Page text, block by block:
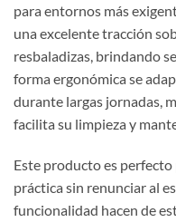
para entornos más
una excelente tracción
resbaladizas, brindando
forma ergonómica se
durante largas jornadas,
facilita su limpieza y
Este producto es
práctica sin renunciar al
funcionalidad hacen de